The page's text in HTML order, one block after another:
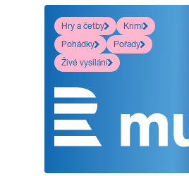
Hry a četby
Krimi
Pohádky
Pořady
Živé vysílání